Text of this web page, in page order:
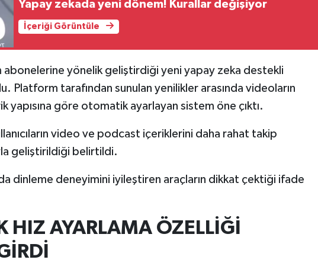
Yapay zekada yeni dönem! Kurallar değişiyor
İçeriği Görüntüle
abonelerine yönelik geliştirdiği yeni yapay zeka destekli
Platform tarafından sunulan yenilikler arasında videoların
yapısına göre otomatik ayarlayan sistem öne çıktı.
video ve podcast içeriklerini daha rahat takip
geliştirildiği belirtildi.
dinleme deneyimini iyileştiren araçların dikkat çektiği ifade
HIZ AYARLAMA ÖZELLİĞİ